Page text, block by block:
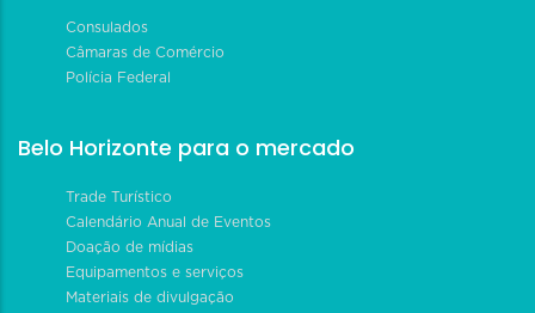
Consulados
Câmaras de Comércio
Polícia Federal
Belo Horizonte para o mercado
Trade Turístico
Calendário Anual de Eventos
Doação de mídias
Equipamentos e serviços
Materiais de divulgação